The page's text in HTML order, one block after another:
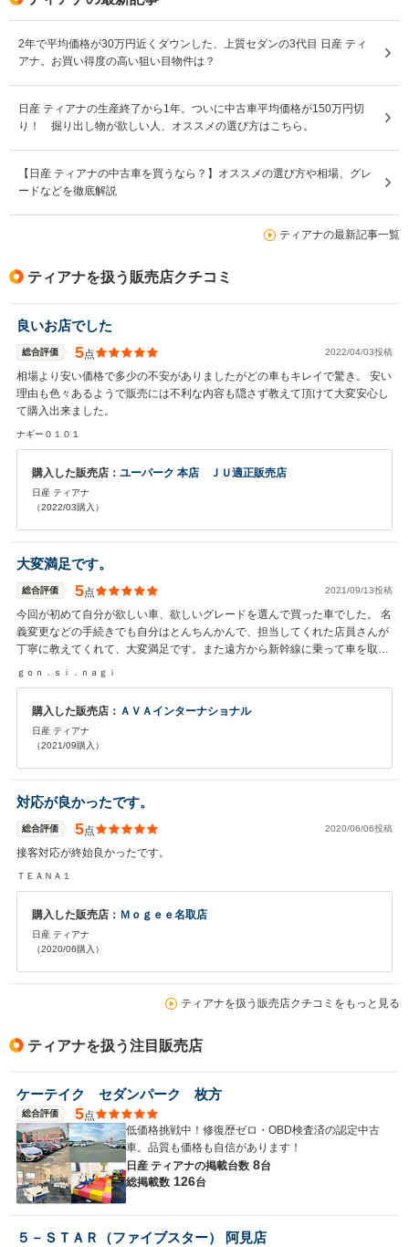
2年で平均価格が30万円近くダウンした、上質セダンの3代目 日産 ティ
アナ。お買い得度の高い狙い目物件は？
日産 ティアナの生産終了から1年。ついに中古車平均価格が150万円切
り！ 掘り出し物が欲しい人、オススメの選び方はこちら。
【日産 ティアナの中古車を買うなら？】オススメの選び方や相場、グレ
ードなどを徹底解説
ティアナの最新記事一覧
ティアナを扱う販売店クチコミ
良いお店でした
総合評価 5点 2022/04/03投稿
相場より安い価格で多少の不安がありましたがどの車もキレイで驚き。 安い
理由も色々あるようで販売には不利な内容も隠さず教えて頂けて大変安心し
て購入出来ました。
ナギー０１０１
購入した販売店： ユーパーク 本店 ＪＵ適正販売店
日産 ティアナ
（2022/03購入）
大変満足です。
総合評価 5点 2021/09/13投稿
今回が初めて自分が欲しい車、欲しいグレードを選んで買った車でした。 名
義変更などの手続きでも自分はとんちんかんで、担当してくれた店員さんが
丁寧に教えてくれて、大変満足です。また遠方から新幹線に乗って車を取り
に行ったのですが、わざわざ最寄り駅まで迎えに来ていただいて、大変助か
ｇｏｎ．ｓｉ．ｎａｇｉ
購入した販売店： ＡＶＡインターナショナル
日産 ティアナ
（2021/09購入）
対応が良かったです。
総合評価 5点 2020/06/06投稿
接客対応が終始良かったです。
ＴＥＡＮＡ１
購入した販売店： Ｍｏｇｅｅ名取店
日産 ティアナ
（2020/06購入）
ティアナを扱う販売店クチコミをもっと見る
ティアナを扱う注目販売店
ケーテイク セダンパーク 枚方
総合評価 5点
低価格挑戦中！修復歴ゼロ・OBD検査済の認定中古
車。品質も価格も自信があります！
日産 ティアナの掲載台数 8台
総掲載数 126台
５－ＳＴＡＲ（ファイブスター） 阿見店